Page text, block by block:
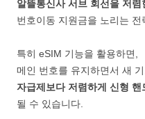
알뜰통신사 서브 회선을 저렴
번호이동 지원금을 노리는 전
특히 eSIM 기능을 활용하면,
메인 번호를 유지하면서 새
자급제보다 저렴하게 신형
될 수 있습니다.